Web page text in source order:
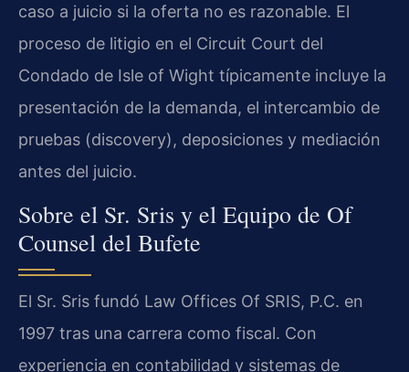
caso a juicio si la oferta no es razonable. El
proceso de litigio en el Circuit Court del
Condado de Isle of Wight típicamente incluye la
presentación de la demanda, el intercambio de
pruebas (discovery), deposiciones y mediación
antes del juicio.
Sobre el Sr. Sris y el Equipo de Of
Counsel del Bufete
El Sr. Sris fundó Law Offices Of SRIS, P.C. en
1997 tras una carrera como fiscal. Con
experiencia en contabilidad y sistemas de